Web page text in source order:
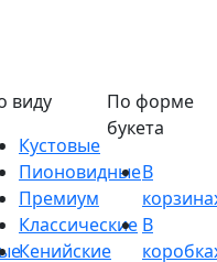
виду
Кустовые
Пионовидные
Премиум
Классические
Кенийские
По форме
букета
В
В